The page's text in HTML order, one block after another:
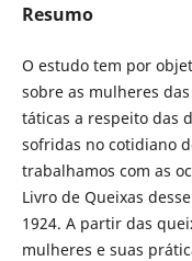
Resumo
O estudo tem por
sobre as mulheres
táticas a respeito das
sofridas no cotidiano
trabalhamos com as
Livro de Queixas
1924. A partir das
mulheres e suas